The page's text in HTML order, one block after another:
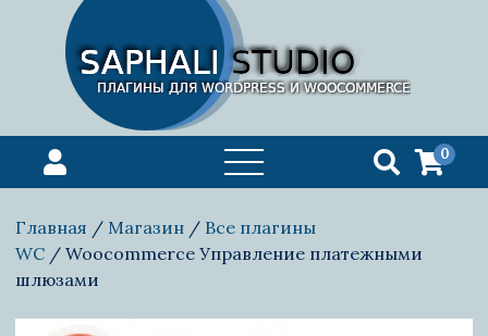
открыть
меню
0
Главная / Магазин / Все плагины
WС / Woocommerce Управление платежными
шлюзами